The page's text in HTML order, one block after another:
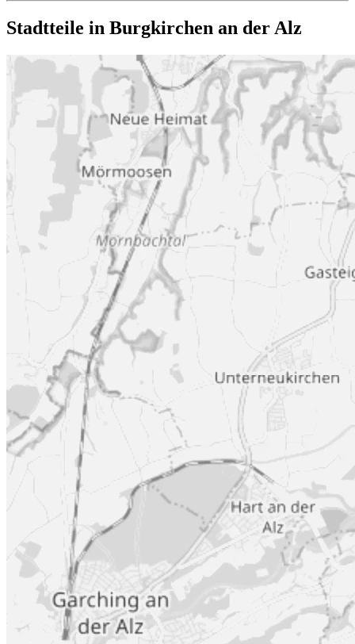
Stadtteile in Burgkirchen an der Alz